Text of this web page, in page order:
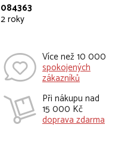
084363
2 roky
Více než 10 000
spokojených
zákazníků
Při nákupu nad
15 000 Kč
doprava zdarma